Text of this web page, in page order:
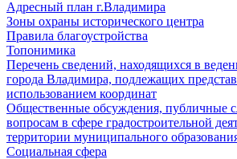
Адресный план г.Владимира
Зоны охраны исторического центра
Правила благоустройства
Топонимика
Перечень сведений, находящихся в
города Владимира, подлежащих
использованием координат
Общественные обсуждения, публичные
вопросам в сфере градостроительной
территории муниципального
Социальная сфера